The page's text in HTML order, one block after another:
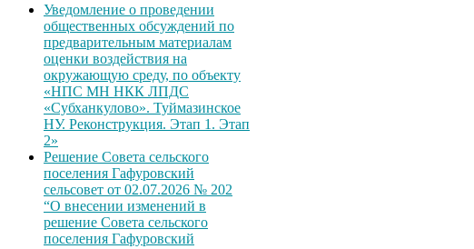
Уведомление о проведении
общественных обсуждений по
предварительным материалам
оценки воздействия на
окружающую среду, по объекту
«НПС МН НКК ЛПДС
«Субханкулово». Туймазинское
НУ. Реконструкция. Этап 1. Этап
2»
Решение Совета сельского
поселения Гафуровский
сельсовет от 02.07.2026 № 202
“О внесении изменений в
решение Совета сельского
поселения Гафуровский